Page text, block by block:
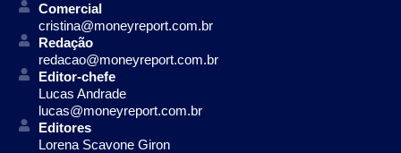
Comercial
cristina@moneyreport.com.br
Redação
redacao@moneyreport.com.br
Editor-chefe
Lucas Andrade
lucas@moneyreport.com.br
Editores
Lorena Scavone Giron